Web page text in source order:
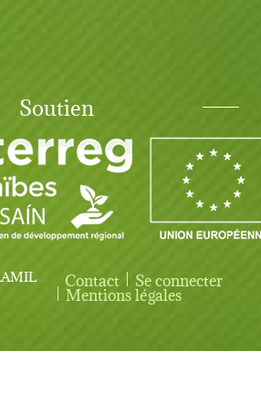
Soutien
User account menu
Contact Se connecter
Mentions légales